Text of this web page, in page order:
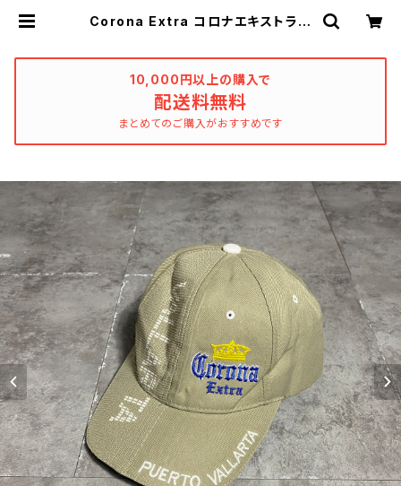
Corona Extra コロナエキストラ
ng_katharsis
10,000円以上の購入で
配送料無料
まとめてのご購入がおすすめです